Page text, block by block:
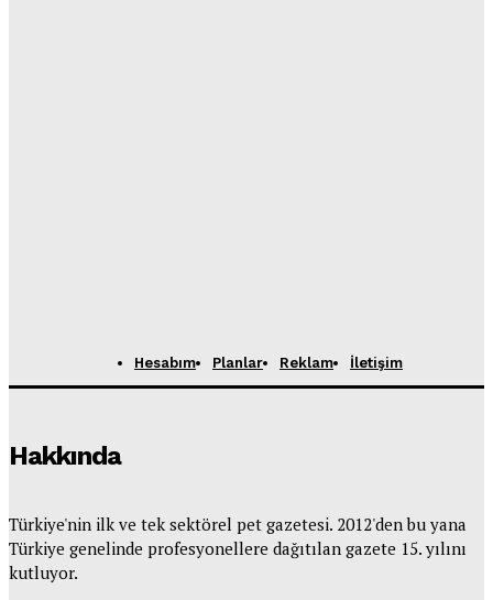
Hesabım Planlar Reklam İletişim
Hakkında
Türkiye'nin ilk ve tek sektörel pet gazetesi. 2012'den bu yana
Türkiye genelinde profesyonellere dağıtılan gazete 15. yılını
kutluyor.